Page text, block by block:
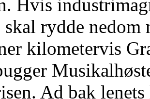
Hvis
rydde
kilometervis
Ad bak